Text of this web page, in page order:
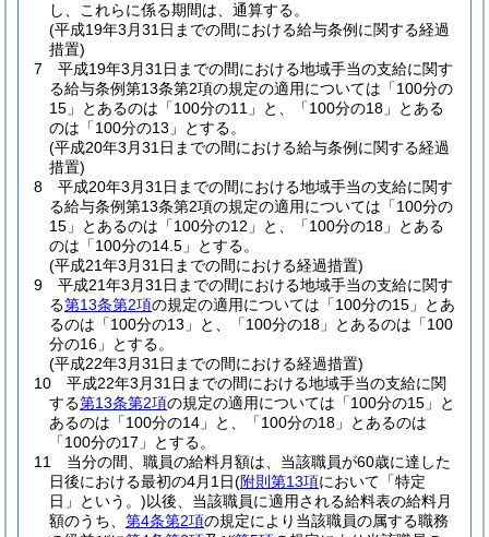
し、これらに係る期間は、通算する。
(平成19年3月31日までの間における給与条例に関する経過
措置)
7
平成19年3月31日までの間における地域手当の支給に関す
る給与条例第13条第2項の規定の適用については「100分の
15」とあるのは「100分の11」と、「100分の18」とある
のは「100分の13」とする。
(平成20年3月31日までの間における給与条例に関する経過
措置)
8
平成20年3月31日までの間における地域手当の支給に関す
る給与条例第13条第2項の規定の適用については「100分の
15」とあるのは「100分の12」と、「100分の18」とある
のは「100分の14.5」とする。
(平成21年3月31日までの間における経過措置)
9
平成21年3月31日までの間における地域手当の支給に関す
る第13条第2項の規定の適用については「100分の15」とあ
るのは「100分の13」と、「100分の18」とあるのは「100
分の16」とする。
(平成22年3月31日までの間における経過措置)
10
平成22年3月31日までの間における地域手当の支給に関
する第13条第2項の規定の適用については「100分の15」と
あるのは「100分の14」と、「100分の18」とあるのは
「100分の17」とする。
11
当分の間、職員の給料月額は、当該職員が60歳に達した
日後における最初の4月1日(附則第13項において「特定
日」という。)以後、当該職員に適用される給料表の給料月
額のうち、 第4条第2項の規定により当該職員の属する職務